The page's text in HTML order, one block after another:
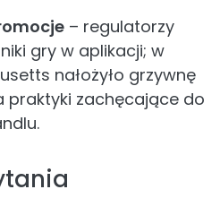
– regulatorzy
gry w aplikacji; w
nałożyło grzywnę
praktyki zachęcające do